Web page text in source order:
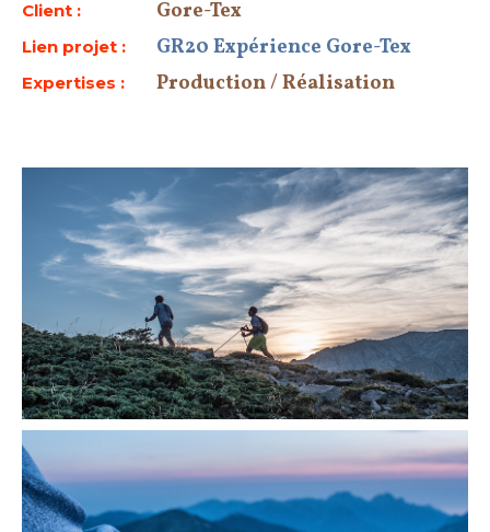
Client : Gore-Tex
Lien projet : GR20 Expérience Gore-Tex
Expertises : Production / Réalisation